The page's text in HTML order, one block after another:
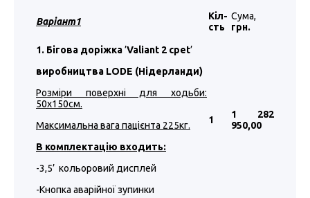
Варіант1
Кіл-
сть
Сума,
грн.
1. Бігова доріжка’Valiant 2 cpet’
виробництва LODE (Нідерланди)
Розміри поверхні для ходьби:
50х150см.
Максимальна вага пацієнта 225кг.
В комплектацію входить:
-3,5’ кольоровий дисплей
-Кнопка аварійної зупинки
1
1 282
950,00